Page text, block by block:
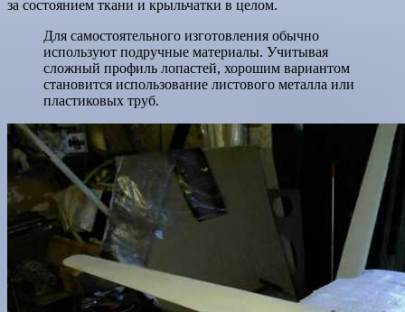
за состоянием ткани и крыльчатки в целом.
Для самостоятельного изготовления обычно
используют подручные материалы. Учитывая
сложный профиль лопастей, хорошим вариантом
становится использование листового металла или
пластиковых труб.